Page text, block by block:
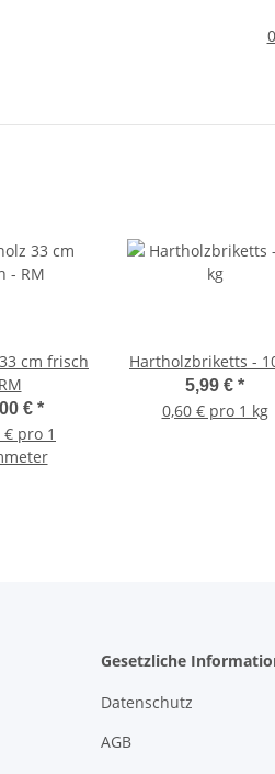
cm frisch
€ *
€ pro 1
Hartholzbriketts -
5,99 € *
0,60 € pro 1 kg
Gesetzliche
Datenschutz
AGB